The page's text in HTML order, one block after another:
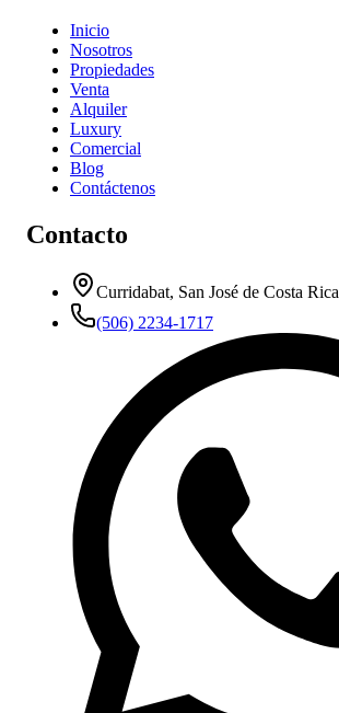
Inicio
Nosotros
Propiedades
Venta
Alquiler
Luxury
Comercial
Blog
Contáctenos
Contacto
Curridabat, San José de Costa Rica
(506) 2234-1717